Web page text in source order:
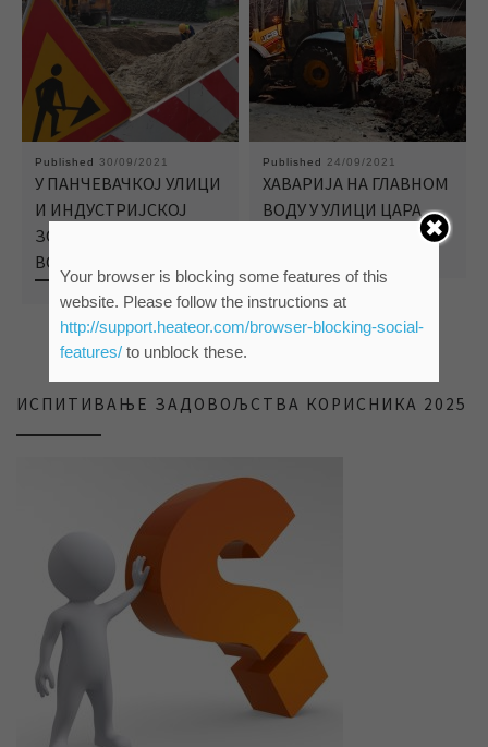
Published 30/09/2021
У ПАНЧЕВАЧКОЈ УЛИЦИ
И ИНДУСТРИЈСКОЈ
ЗОНИ КРАЋИ ПРЕКИД
ВОДОСНАБДЕВАЊА
Published 24/09/2021
ХАВАРИЈА НА ГЛАВНОМ
ВОДУ У УЛИЦИ ЦАРА
ИСПИТИВАЊЕ ЗАДОВОЉСТВА КОРИСНИКА 2025
Your browser is blocking some features of this
website. Please follow the instructions at
http://support.heateor.com/browser-blocking-social-
features/to unblock these.